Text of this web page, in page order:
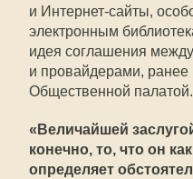
и Интернет-сайты,
электронным
идея соглашения
и провайдерами,
Общественной палатой.
«Величайшей
конечно, то, что он
определяет